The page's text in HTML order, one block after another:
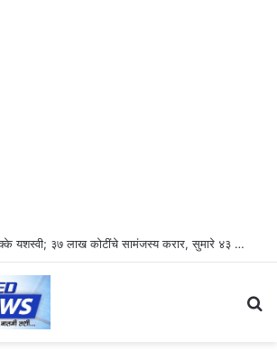
दावोस दौरा शंभर टक्के यशस्वी; ३७ लाख कोटींचे सामंजस्य करार, सुमारे ४३ लाख रोजगारनिर्मिती – उद्योगमंत्री डॉ. उदय सामंत